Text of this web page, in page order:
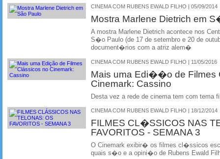
CINEMA COM RUBENS EWALD FILHO | 05/09/2014
Mostra Marlene Dietrich em
A mostra Marlene Dietrich acontece nos
S�o Paulo (de 17 de setembro e 20 de
document�rios com a atriz alem�
CINEMA COM RUBENS EWALD FILHO | 11/05/2016
Mais uma Edi��o de Filmes
Cinemark: Cassino
Desta vez a rede de cinema tem com tema
CINEMA COM RUBENS EWALD FILHO | 18/12/2014
FILMES CL�SSICOS NAS
FAVORITOS - SEMANA 3
O Cinemark exibir� os filmes cl�ssicos
quais s�o e a opini�o de Rubens Ewald